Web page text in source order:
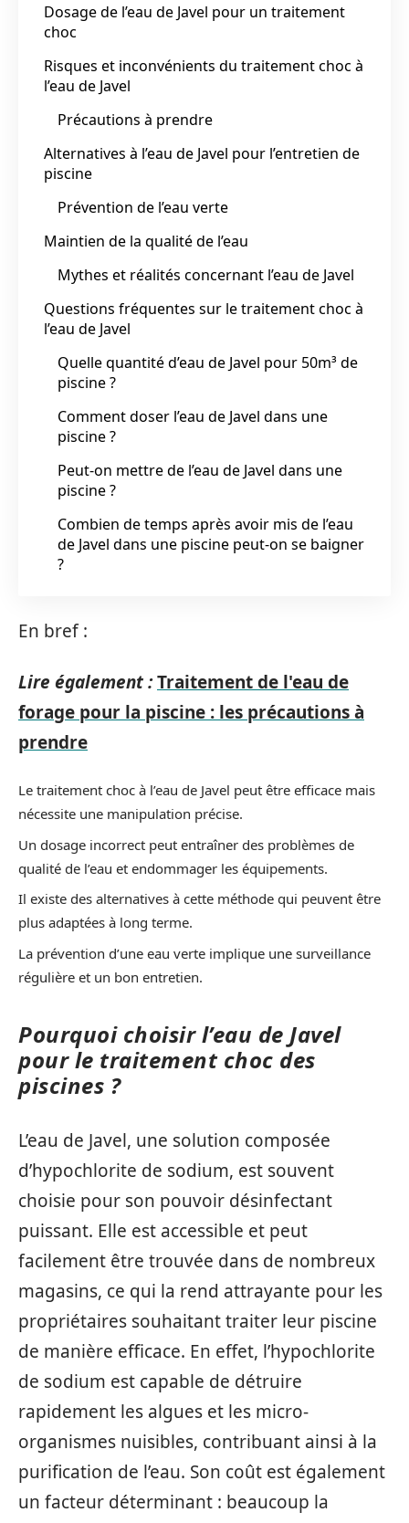
Dosage de l’eau de Javel pour un traitement
choc
Risques et inconvénients du traitement choc à
l’eau de Javel
Précautions à prendre
Alternatives à l’eau de Javel pour l’entretien de
piscine
Prévention de l’eau verte
Maintien de la qualité de l’eau
Mythes et réalités concernant l’eau de Javel
Questions fréquentes sur le traitement choc à
l’eau de Javel
Quelle quantité d’eau de Javel pour 50m³ de
piscine ?
Comment doser l’eau de Javel dans une
piscine ?
Peut-on mettre de l’eau de Javel dans une
piscine ?
Combien de temps après avoir mis de l’eau
de Javel dans une piscine peut-on se baigner
?
En bref :
Lire également :Traitement de l'eau de
forage pour la piscine : les précautions à
prendre
Le traitement choc à l’eau de Javel peut être efficace mais
nécessite une manipulation précise.
Un dosage incorrect peut entraîner des problèmes de
qualité de l’eau et endommager les équipements.
Il existe des alternatives à cette méthode qui peuvent être
plus adaptées à long terme.
La prévention d’une eau verte implique une surveillance
régulière et un bon entretien.
Pourquoi choisir l’eau de Javel
pour le traitement choc des
piscines ?
L’eau de Javel, une solution composée
d’hypochlorite de sodium, est souvent
choisie pour son pouvoir désinfectant
puissant. Elle est accessible et peut
facilement être trouvée dans de nombreux
magasins, ce qui la rend attrayante pour les
propriétaires souhaitant traiter leur piscine
de manière efficace. En effet, l’hypochlorite
de sodium est capable de détruire
rapidement les algues et les micro-
organismes nuisibles, contribuant ainsi à la
purification de l’eau. Son coût est également
un facteur déterminant : beaucoup la